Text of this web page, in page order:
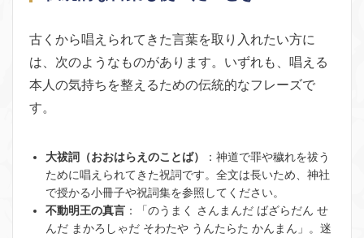
古くから唱えられてきた言葉を取り入れたい方に
は、次のようなものがあります。いずれも、唱える
本人の気持ちを整えるための伝統的なフレーズで
す。
大祓詞（おおはらえのことば）
：神道で罪や穢れを祓う
ために唱えられてきた祝詞です。全文は長いため、神社
で授かる小冊子や祝詞集を参照してください。
不動明王の真言 ：「のうまく さんまんだ ばざらだん せ
んだ まかろしゃだ そわたや うんたらた かんまん」。迷